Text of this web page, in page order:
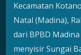
Kecamatan
Natal (Madina),
dari BPBD
menyisir Sungai